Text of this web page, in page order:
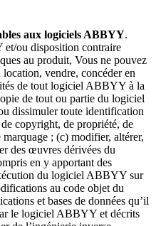
aux logiciels ABBYY.
et/ou disposition contraire
au produit, Vous ne pouvez
location, vendre, concéder en
de tout logiciel ABBYY à la
de tout ou partie du logiciel
dissimuler toute identification
copyright, de propriété, de
; (c) modifier, altérer,
des œuvres dérivées du
en y apportant des
du logiciel ABBYY sur
au code objet du
et bases de données qu’il
le logiciel ABBYY et décrits